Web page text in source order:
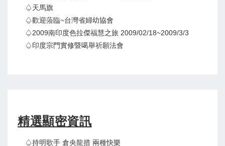
♤天馬旗
♤歡迎蒞臨~台灣省婦幼協會
♤2009南印度色拉傑福慧之旅 2009/02/18~2009/3/3
♤印度宗門實修暨噶舉祈願法會
精選顯密資訊
♤持明歌手 倉央龍措 兩種快樂